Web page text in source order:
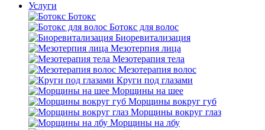
Услуги
Ботокс
Ботокс для волос
Биоревитализация
Мезотерпия лица
Мезотерапия тела
Мезотерапия волос
Круги под глазами
Морщины на шее
Морщины вокруг губ
Морщины вокруг глаз
Морщины на лбу